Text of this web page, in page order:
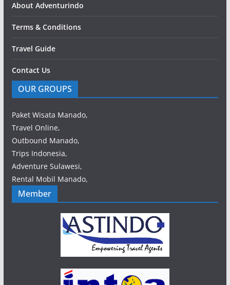
About Adventurindo
Terms & Conditions
Travel Guide
Contact Us
OUR GROUPS
Paket Wisata Manado,
Travel Online,
Outbound Manado,
Trips Indonesia,
Adventure Sulawesi,
Rental Mobil Manado,
Member